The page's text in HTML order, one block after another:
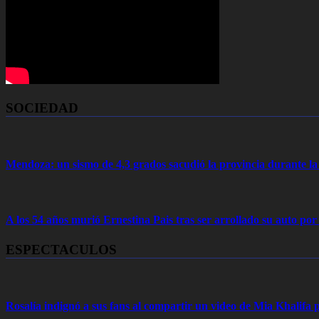
SOCIEDAD
Mendoza: un sismo de 4,3 grados sacudió la provincia durante
A los 54 años murió Ernestina Pais tras ser arrollado su auto
ESPECTACULOS
Rosalía indignó a sus fans al compartir un video de Mia Khalifa